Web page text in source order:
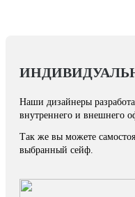
Наши дизайнеры
внутреннего и внешнего
Так же вы можете
выбранный сейф.